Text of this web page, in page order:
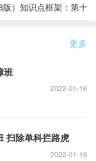
）知识点框架：第十
更多
班
2022-01-16
扫除单科拦路虎
2022-01-16